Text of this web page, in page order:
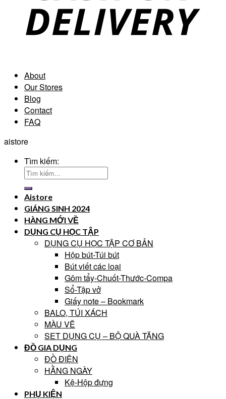
About
Our Stores
Blog
Contact
FAQ
aistore
Tìm kiếm:
Aistore
GIÁNG SINH 2024
HÀNG MỚI VỀ
DỤNG CỤ HỌC TẬP
DỤNG CỤ HỌC TẬP CƠ BẢN
Hộp bút-Túi bút
Bút viết các loại
Gôm tẩy-Chuốt-Thước-Compa
Sổ-Tập vở
Giấy note – Bookmark
BALO, TÚI XÁCH
MÀU VẼ
SET DỤNG CỤ – BỘ QUÀ TẶNG
ĐỒ GIA DỤNG
ĐỒ ĐIỆN
HẰNG NGÀY
Kệ-Hộp đựng
PHỤ KIỆN